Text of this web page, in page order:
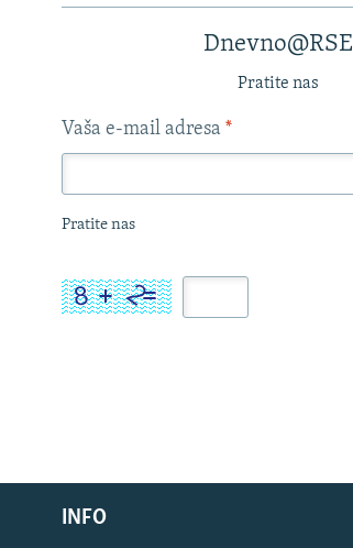
Dnevno@RSE
Pratite nas
Vaša e-mail adresa *
Pratite nas
INFO